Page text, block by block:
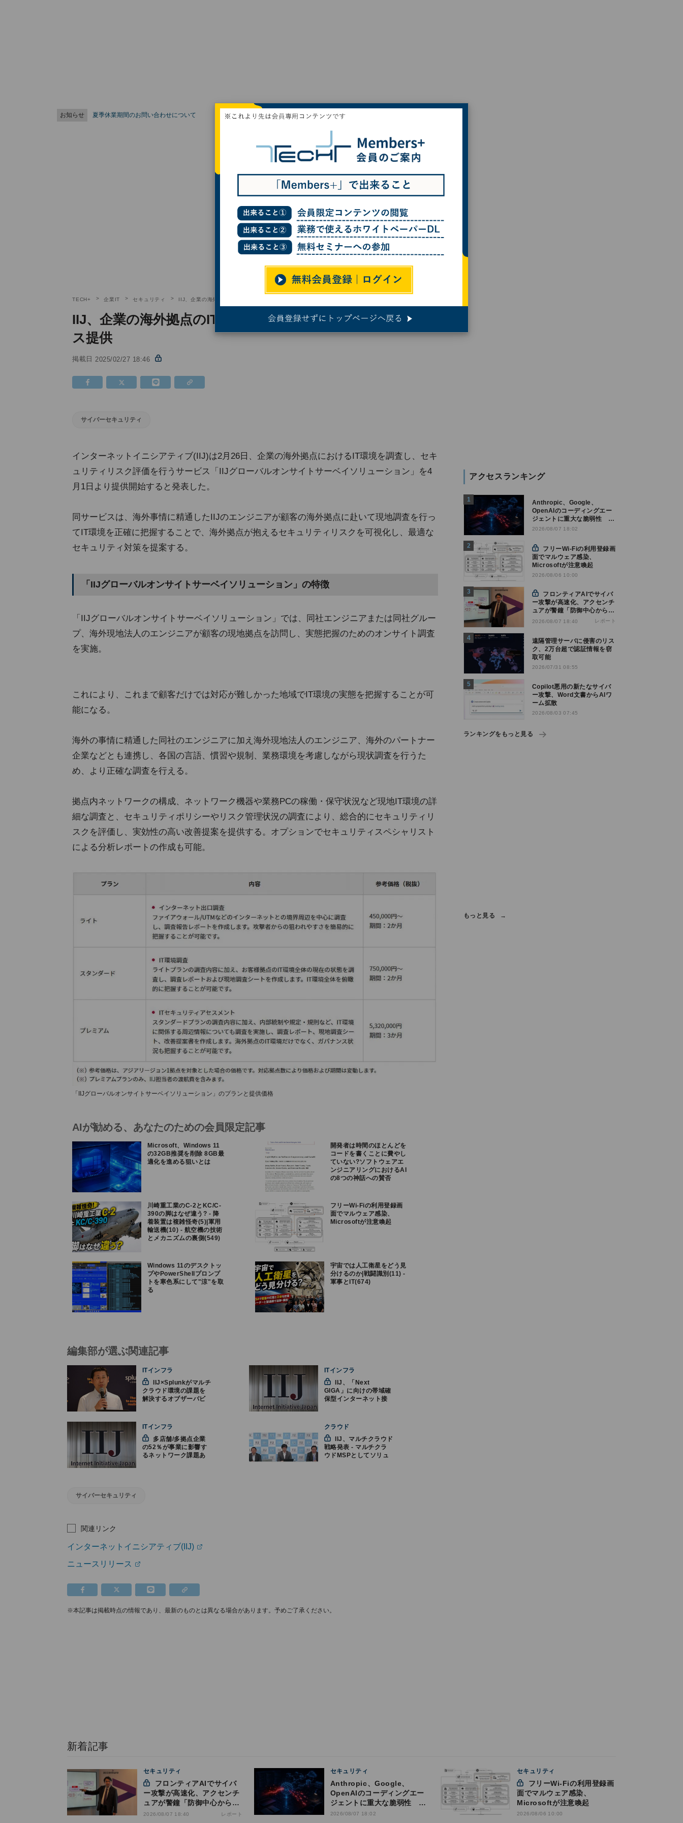
お知らせ 夏季休業期間のお問い合わせについて
TECH+ 企業IT セキュリティ IIJ、企業の海外拠点のIT環境調査とリスク評価を行うサービス提供
IIJ、企業の海外拠点のIT環境調査とリスク評価を行うサービ
ス提供
掲載日 2025/02/27 18:46
サイバーセキュリティ
インターネットイニシアティブ(IIJ)は2月26日、企業の海外拠点におけるIT環境を調査し、セキ
ュリティリスク評価を行うサービス「IIJグローバルオンサイトサーベイソリューション」を4
月1日より提供開始すると発表した。
同サービスは、海外事情に精通したIIJのエンジニアが顧客の海外拠点に赴いて現地調査を行っ
てIT環境を正確に把握することで、海外拠点が抱えるセキュリティリスクを可視化し、最適な
セキュリティ対策を提案する。
「IIJグローバルオンサイトサーベイソリューション」の特徴
「IIJグローバルオンサイトサーベイソリューション」では、同社エンジニアまたは同社グルー
プ、海外現地法人のエンジニアが顧客の現地拠点を訪問し、実態把握のためのオンサイト調査
を実施。
これにより、これまで顧客だけでは対応が難しかった地域でIT環境の実態を把握することが可
能になる。
海外の事情に精通した同社のエンジニアに加え海外現地法人のエンジニア、海外のパートナー
企業などとも連携し、各国の言語、慣習や規制、業務環境を考慮しながら現状調査を行うた
め、より正確な調査を行える。
拠点内ネットワークの構成、ネットワーク機器や業務PCの稼働・保守状況など現地IT環境の詳
細な調査と、セキュリティポリシーやリスク管理状況の調査により、総合的にセキュリティリ
スクを評価し、実効性の高い改善提案を提供する。オプションでセキュリティスペシャリスト
による分析レポートの作成も可能。
「IIJグローバルオンサイトサーベイソリューション」のプランと提供価格
AIが勧める、あなたのための会員限定記事
Microsoft、Windows 11
の32GB推奨を削除 8GB最
適化を進める狙いとは
開発者は時間のほとんどを
コードを書くことに費やし
ていない?ソフトウェアエ
ンジニアリングにおけるAI
の8つの神話への賛否
川崎重工業のC-2とKC/C-
390の脚はなぜ違う? - 降
着装置は複雑怪奇(5)|軍用
輸送機(10) - 航空機の技術
とメカニズムの裏側(549)
フリーWi-Fiの利用登録画
面でマルウェア感染、
Microsoftが注意喚起
Windows 11のデスクトッ
プやPowerShellプロンプ
トを寒色系にして"涼"を取
る
宇宙では人工衛星をどう見
分けるのか|戦闘識別(11) -
軍事とIT(674)
アクセスランキング
Anthropic、Google、
OpenAIのコーディングエー
ジェントに重大な脆弱性 認
証情報窃取などの恐れ
2026/08/07 18:02
面でマルウェア感染、
Microsoftが注意喚起
2026/08/06 10:00
ー攻撃が高速化、アクセンチ
ュアが警鐘「防御中心からの
脱却を」
2026/08/07 18:40 レポート
遠隔管理サーバに侵害のリス
ク、2万台超で認証情報を窃
取可能
2026/07/31 08:55
Copilot悪用の新たなサイバ
ー攻撃、Word文書からAIワ
ーム拡散
2026/08/03 07:45
ランキングをもっと見る
もっと見る
編集部が選ぶ関連記事
ITインフラ
クラウド環境の課題を
解決するオブザーバビ
ITインフラ
GIGA」に向けの帯域確
保型インターネット接
ITインフラ
の52％が事業に影響す
るネットワーク課題あ
クラウド
IIJ、マルチクラウド
戦略発表 - マルチクラ
ウドMSPとしてソリュ
サイバーセキュリティ
関連リンク
インターネットイニシアティブ(IIJ)
ニュースリリース
※本記事は掲載時点の情報であり、最新のものとは異なる場合があります。予めご了承ください。
新着記事
セキュリティ
ー攻撃が高速化、アクセンチ
ュアが警鐘「防御中心からの
脱却を」
2026/08/07 18:40 レポート
セキュリティ
Anthropic、Google、
OpenAIのコーディングエー
ジェントに重大な脆弱性 認
証情報窃取などの恐れ
2026/08/07 18:02
セキュリティ
面でマルウェア感染、
Microsoftが注意喚起
2026/08/06 10:00